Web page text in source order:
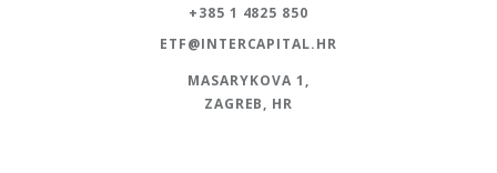
+385 1 4825 850
ETF@INTERCAPITAL.HR
MASARYKOVA 1,
ZAGREB, HR